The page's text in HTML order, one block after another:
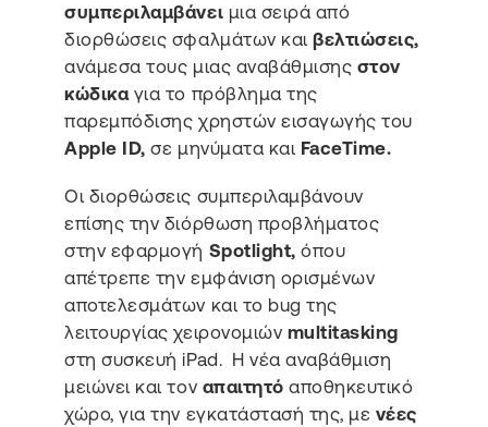
συμπεριλαμβάνει μια σειρά από
διορθώσεις σφαλμάτων καιβελτιώσεις,
ανάμεσα τους μιας αναβάθμισης στον
κώδικαγια το πρόβλημα της
παρεμπόδισης χρηστών εισαγωγής του
Apple ID, σε μηνύματα και FaceTime.
Οι διορθώσεις συμπεριλαμβάνουν
επίσης την διόρθωση προβλήματος
στην εφαρμογή Spotlight,όπου
απέτρεπε την εμφάνιση ορισμένων
αποτελεσμάτων και το bug της
λειτουργίας χειρονομιών multitasking
στη συσκευή iPad. Η νέα αναβάθμιση
μειώνει και τον απαιτητό αποθηκευτικό
χώρο, για την εγκατάστασή της, με νέες